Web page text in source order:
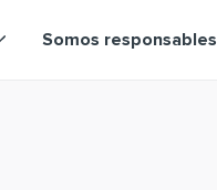
Somos responsables